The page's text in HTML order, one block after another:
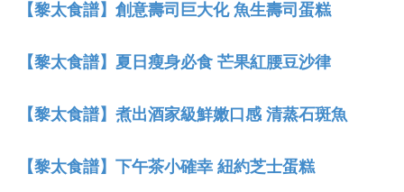
【黎太食譜】創意壽司巨大化 魚生壽司蛋糕
【黎太食譜】夏日瘦身必食 芒果紅腰豆沙律
【黎太食譜】煮出酒家級鮮嫩口感 清蒸石斑魚
【黎太食譜】下午茶小確幸 紐約芝士蛋糕